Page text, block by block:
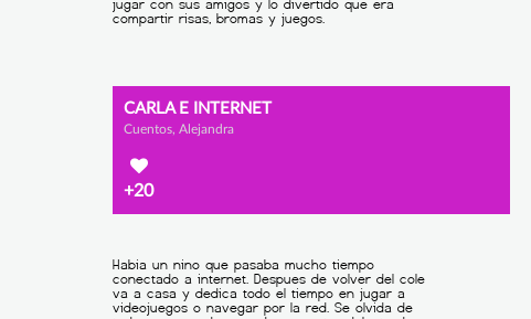
CARLA E INTERNET
Cuentos, Alejandra
+20